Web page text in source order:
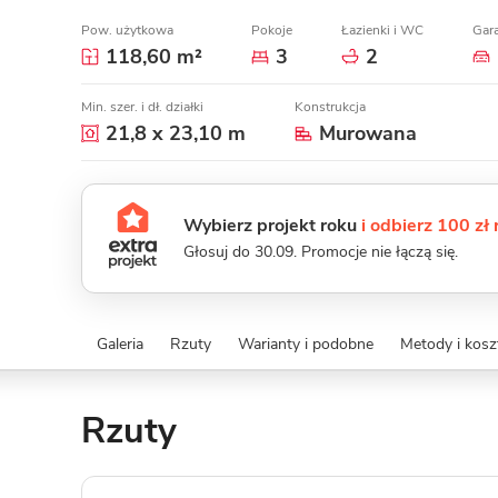
Pow. użytkowa
118,60 m²
Pokoje
3
Łazienki i WC
2
Min. szer. i dł. działki
21,8 x 23,10 m
Konstrukcja
Murowana
Wybierz projekt roku i odbierz 100 zł
Głosuj do 30.09. Promocje nie łączą się.
Galeria Rzuty Warianty i podobne Metody i
Rzuty